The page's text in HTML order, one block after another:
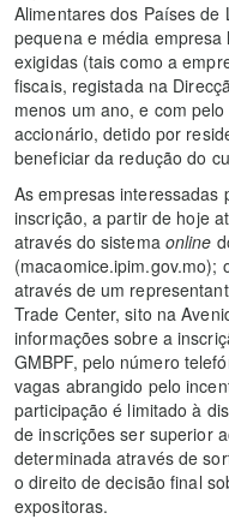
Alimentares dos Países
pequena e média
exigidas (tais como a
fiscais, registada na
menos um ano, e com
accionário, detido por
beneficiar da redução do
As empresas interessadas
inscrição, a partir de hoje
através do sistema online
(macaomice.ipim.gov.mo);
através de um
Trade Center, sito na
informações sobre a
GMBPF, pelo número
vagas abrangido pelo
participação é limitado à
de inscrições ser superior
determinada através de
o direito de decisão final
expositoras.